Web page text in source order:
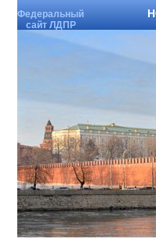
Федеральный
сайт ЛДПР